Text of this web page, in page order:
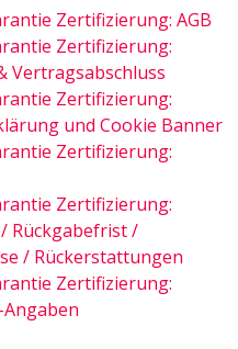
Zertifizierung: AGB
Zertifizierung:
Vertragsabschluss
Zertifizierung:
und Cookie Banner
Zertifizierung:
Zertifizierung:
Rückgabefrist /
/ Rückerstattungen
Zertifizierung: